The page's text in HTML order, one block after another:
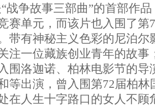
战争故事三部曲”的首部作
赛单元，而该片也入围了第
带有神秘主义色彩的尼泊尔
注一位藏族创业青年的故事
围洛迦诺、柏林电影节的导
等出演，曾入围第72届柏林
在人生十字路口的女人不顾